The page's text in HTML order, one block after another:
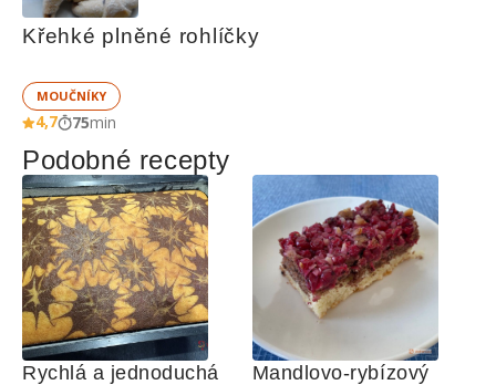
Křehké plněné rohlíčky
MOUČNÍKY
4,7 75min
Podobné recepty
Rychlá a jednoduchá
Mandlovo-rybízový